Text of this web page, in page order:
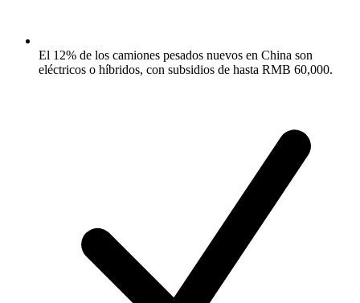
El 12% de los camiones pesados nuevos en China son
eléctricos o híbridos, con subsidios de hasta RMB 60,000.